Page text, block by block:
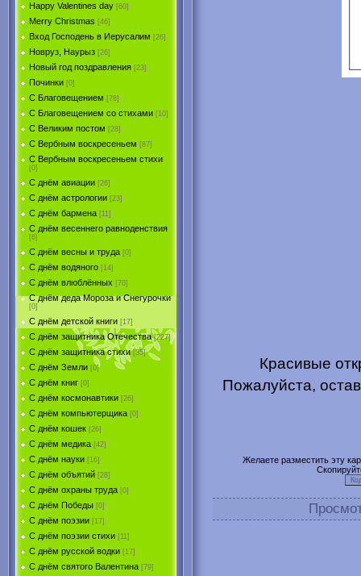
Happy Valentines day [60]
Merry Christmas [46]
Вход Господень в Иерусалим [26]
Новруз, Наурыз [26]
Новый год поздравления [23]
Починки [0]
С Благовещением [78]
С Благовещением со стихами [10]
С Великим постом [28]
С Вербным воскресеньем [87]
С Вербным воскресеньем стихи
[0]
С днём авиации [26]
С днём астрологии [23]
С днём бармена [11]
С днём весеннего равноденствия
[6]
С днём весны и труда [0]
С днём водяного [14]
С днём влюблённых [70]
С днём деда Мороза и Снегурочки
[0]
С днём детской книги [17]
С днём защитника Отечества [227]
С днём защитника стихи [35]
С днём Земли [0]
С днём книг [0]
С днём космонавтики [26]
С днём компьютерщика [0]
С днём кошек [26]
С днём медика [42]
С днём науки [16]
С днём объятий [28]
С днём охраны труда [0]
С днём Победы [0]
С днём поэзии [17]
С днём поэзии стихи [11]
С днём русской водки [17]
С днём святого Валентина [79]
Красивые
Пожалуйста,
Желаете разместить эту